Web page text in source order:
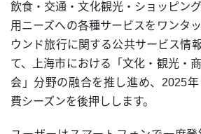
飲食・交通・文化観光・ショッピン
用ニーズへの各種サービスをワンタ
ウンド旅行に関する公共サービス情
て、上海市における「文化・観光・
会」分野の融合を推し進め、2025
費シーズンを後押しします。